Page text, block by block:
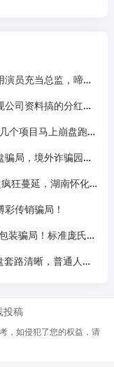
当总监，啼笑皆非！
的分红类资金盘骗局！
崩盘跑路，别再被骗了！
园区所开，单割会员，即
化、新化已成高危重灾区，
传销骗局！
资金盘，多层拉人头 + 逆天
，普通人别再上当！
投稿
，如侵犯了您的权益，请